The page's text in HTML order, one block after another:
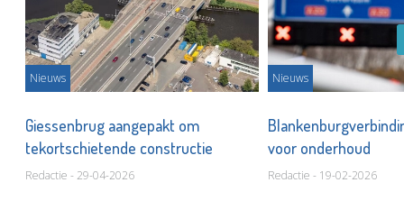
Nieuws
Giessenbrug aangepakt om
tekortschietende constructie
Redactie - 29-04-2026
Nieuws
voor onderhoud
Redactie - 19-02-2026